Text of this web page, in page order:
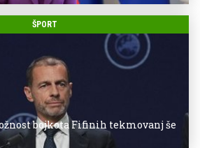
ŠPORT
bojkota Fifinih tekmovanj še